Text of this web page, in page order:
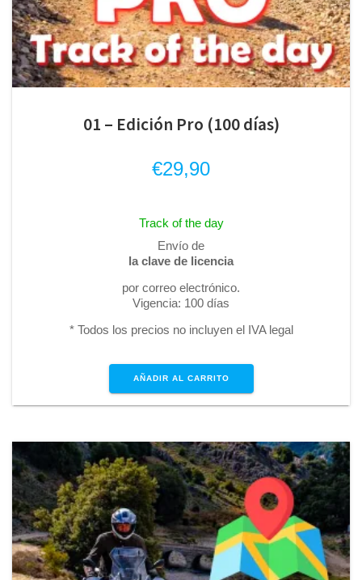
01 – Edición Pro (100 días)
€29,90
Track of the day
Envío de
la clave de licencia
por correo electrónico.
Vigencia: 100 días
* Todos los precios no incluyen el IVA legal
AÑADIR AL CARRITO